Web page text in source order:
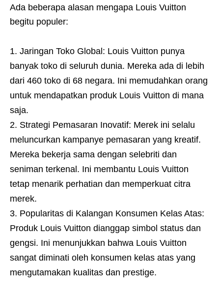
Ada beberapa alasan mengapa Louis Vuitton
begitu populer:
Jaringan Toko Global: Louis Vuitton punya
banyak toko di seluruh dunia. Mereka ada di lebih
dari 460 toko di 68 negara. Ini memudahkan orang
untuk mendapatkan produk Louis Vuitton di mana
saja.
Strategi Pemasaran Inovatif: Merek ini selalu
meluncurkan kampanye pemasaran yang kreatif.
Mereka bekerja sama dengan selebriti dan
seniman terkenal. Ini membantu Louis Vuitton
tetap menarik perhatian dan memperkuat citra
merek.
Popularitas di Kalangan Konsumen Kelas Atas:
Produk Louis Vuitton dianggap simbol status dan
gengsi. Ini menunjukkan bahwa Louis Vuitton
sangat diminati oleh konsumen kelas atas yang
mengutamakan kualitas dan prestige.